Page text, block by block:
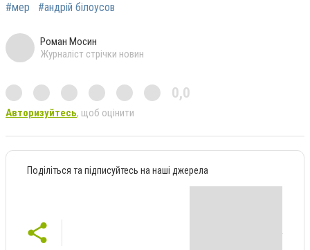
#мер #андрій білоусов
Роман Мосин
Журналіст стрічки новин
0,0
Авторизуйтесь, щоб оцінити
Поділіться та підписуйтесь на наші джерела